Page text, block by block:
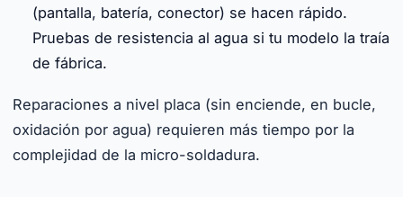
(pantalla, batería, conector) se hacen rápido.
Pruebas de resistencia al agua si tu modelo la traía
de fábrica.
Reparaciones a nivel placa (sin enciende, en bucle,
oxidación por agua) requieren más tiempo por la
complejidad de la micro-soldadura.